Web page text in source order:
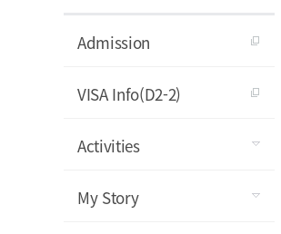
Admission
VISA Info(D2-2)
Activities
My Story